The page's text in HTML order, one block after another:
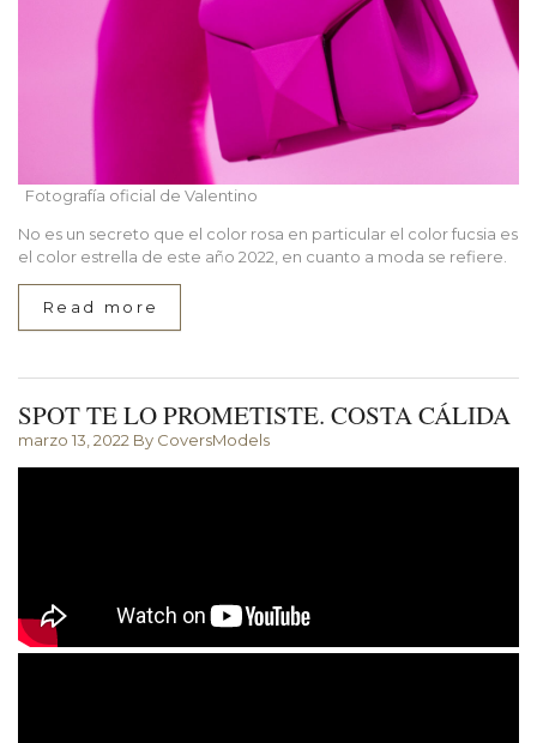
Fotografía oficial de Valentino
No es un secreto que el color rosa en particular el color fucsia es
el color estrella de este año 2022, en cuanto a moda se refiere.
Read more
SPOT TE LO PROMETISTE. COSTA CÁLIDA
marzo 13, 2022 By CoversModels